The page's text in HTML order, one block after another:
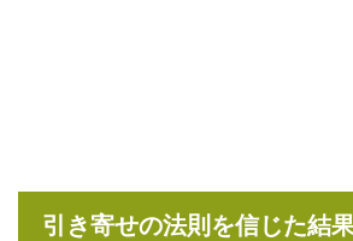
引き寄せの法則を信じた結